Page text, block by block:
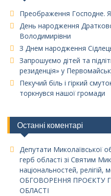
Преображення Господне.
День народження
Володимирівни
З Днем народження
Запрошуємо дітей та
резиденція» у
Пекучий біль і гіркий
торкнувся нашої громади
Останні коментарі
Депутати Миколаївської
герб області зі Святим
національностей, релігій,
ОБГОВОРЕННЯ ПРОЄКТУ
ОБЛАСТІ